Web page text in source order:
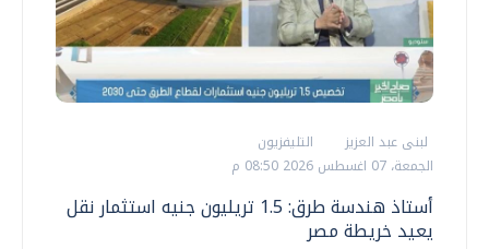
لبنى عبد العزيز
التليفزيون
الجمعة، 07 اغسطس 2026 08:50 م
أستاذ هندسة طرق: 1.5 تريليون جنيه استثمار نقل
يعيد خريطة مصر